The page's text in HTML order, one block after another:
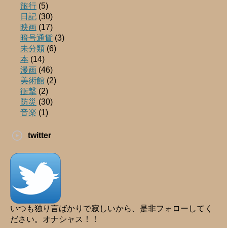
旅行 (5)
日記 (30)
映画 (17)
暗号通貨 (3)
未分類 (6)
本 (14)
漫画 (46)
美術館 (2)
衝撃 (2)
防災 (30)
音楽 (1)
twitter
いつも独り言ばかりで寂しいから、是非フォローしてく
ださい。オナシャス！！